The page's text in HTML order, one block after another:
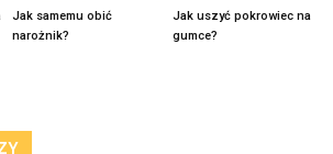
Jak samemu obić
narożnik?
Jak uszyć pokrowiec na
gumce?